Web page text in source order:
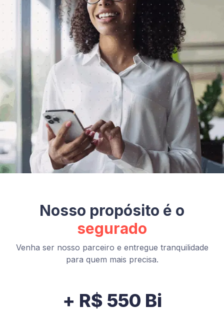
Nosso propósito é o
segurado
Venha ser nosso parceiro e entregue tranquilidade
para quem mais precisa.
+ R$ 550 Bi